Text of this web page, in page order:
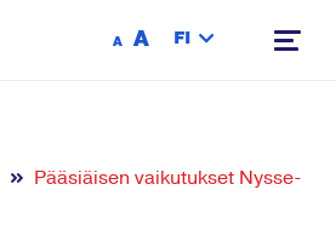
A A FI
Pääsiäisen vaikutukset Nysse-